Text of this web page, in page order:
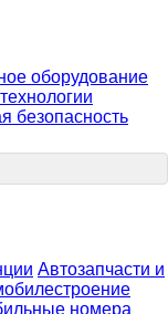
оборудование
безопасность
Автозапчасти и
номера